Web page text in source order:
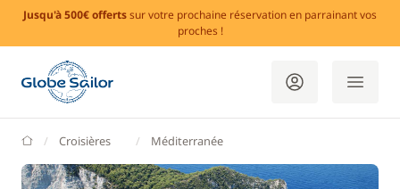
Jusqu'à 500€ offertssur votre prochaine réservation en parrainant vos
proches !
GlobeSailor
Croisières Méditerranée